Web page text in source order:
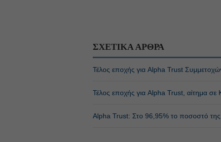
ΣΧΕΤΙΚΑ ΑΡΘΡΑ
Τέλος εποχής για Alpha Trust
Τέλος εποχής για Alpha Trust, αίτημα
Alpha Trust: Στο 96,95% το ποσοστό